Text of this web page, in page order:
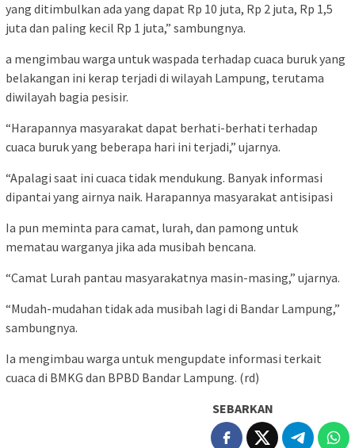
yang ditimbulkan ada yang dapat Rp 10 juta, Rp 2 juta, Rp 1,5
juta dan paling kecil Rp 1 juta,” sambungnya.
a mengimbau warga untuk waspada terhadap cuaca buruk yang
belakangan ini kerap terjadi di wilayah Lampung, terutama
diwilayah bagia pesisir.
“Harapannya masyarakat dapat berhati-berhati terhadap
cuaca buruk yang beberapa hari ini terjadi,” ujarnya.
“Apalagi saat ini cuaca tidak mendukung. Banyak informasi
dipantai yang airnya naik. Harapannya masyarakat antisipasi
Ia pun meminta para camat, lurah, dan pamong untuk
mematau warganya jika ada musibah bencana.
“Camat Lurah pantau masyarakatnya masin-masing,” ujarnya.
“Mudah-mudahan tidak ada musibah lagi di Bandar Lampung,”
sambungnya.
Ia mengimbau warga untuk mengupdate informasi terkait
cuaca di BMKG dan BPBD Bandar Lampung. (rd)
SEBARKAN